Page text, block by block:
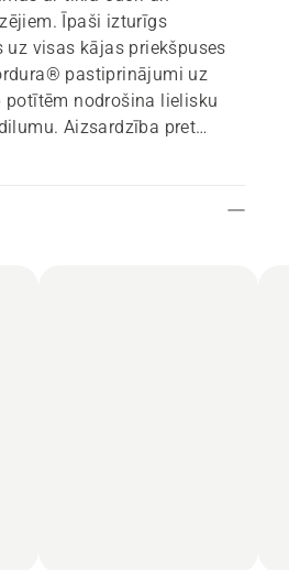
Īpaši izturīgs
visas kājas priekšpuses
pastiprinājumi uz
nodrošina lielisku
Aizsardzība pret